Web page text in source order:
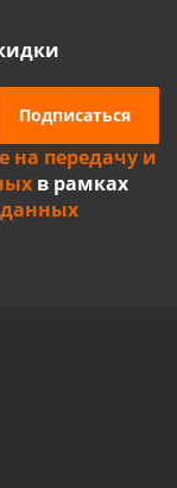
на передачу и
в рамках